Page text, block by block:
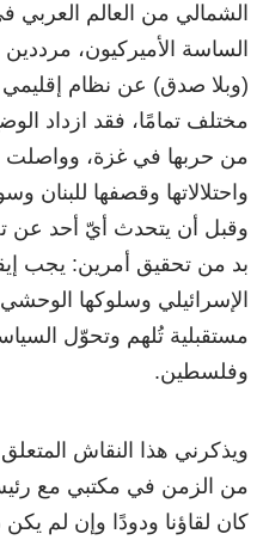
الشمالي من العالم
الساسة الأميركيون،
(وبلا صدق) عن نظام إقليمي
مختلف تمامًا، فقد ازداد
من حربها في غزة، وواصلت
واحتلالاتها وقصفها للبنان
وقبل أن يتحدث أيّ أحد عن
بد من تحقيق أمرين: يجب
الإسرائيلي وسلوكها
مستقبلية تُلهم وتحوّل
وفلسطين.
ويذكرني هذا النقاش
من الزمن في مكتبي مع
كان لقاؤنا ودودًا وإن لم